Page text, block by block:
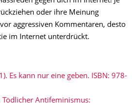
oder ihre Meinung
aggressiven Kommentaren, desto
im Internet unterdrückt.
Es kann nur eine geben. ISBN: 978-
Tödlicher Antifeminismus: